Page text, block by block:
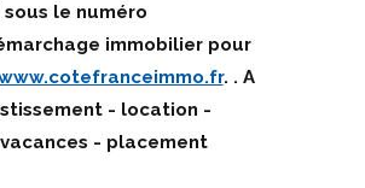
sous le numéro
immobilier pour
. . A
- location -
- placement